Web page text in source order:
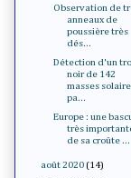
Observation de
anneaux de
poussière très
dés...
Détection d'un
noir de 142
masses
pa...
Europe : une
très
de sa croûte ...
août 2020 (14)